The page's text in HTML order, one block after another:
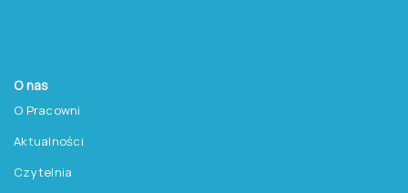
O nas
O Pracowni
Aktualności
Czytelnia